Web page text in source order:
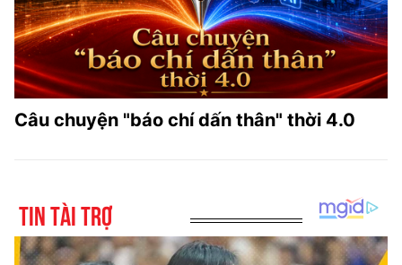
Câu chuyện "báo chí dấn thân" thời 4.0